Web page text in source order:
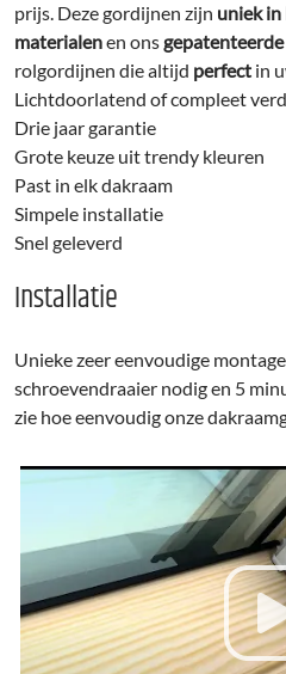
prijs. Deze gordijnen zijn uniek
materialenen ons
rolgordijnen die altijd perfect in
Lichtdoorlatend of compleet
Drie jaar garantie
Grote keuze uit trendy kleuren
Past in elk dakraam
Simpele installatie
Snel geleverd
Installatie
Unieke zeer eenvoudige
schroevendraaier nodig en 5
zie hoe eenvoudig onze